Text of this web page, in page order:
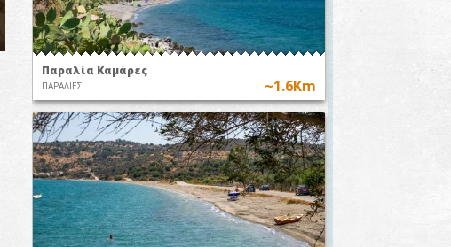
Παραλία Καμάρες
ΠΑΡΑΛΙΕΣ ~1.6Km